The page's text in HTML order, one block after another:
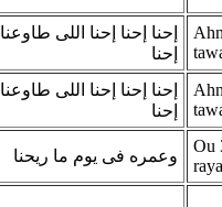
إحنا إحنا إحنا اللى طاوعنا
إحنا
إحنا إحنا إحنا اللى طاوعنا
إحنا
وعمره فى يوم ما ريحنا
Ou